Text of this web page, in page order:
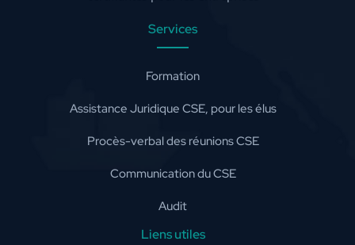
Services
Formation
Assistance Juridique CSE, pour les élus
Procès-verbal des réunions CSE
Communication du CSE
Audit
Liens utiles